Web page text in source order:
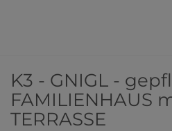
K3 - GNIGL -
FAMILIENHAUS
TERRASSE